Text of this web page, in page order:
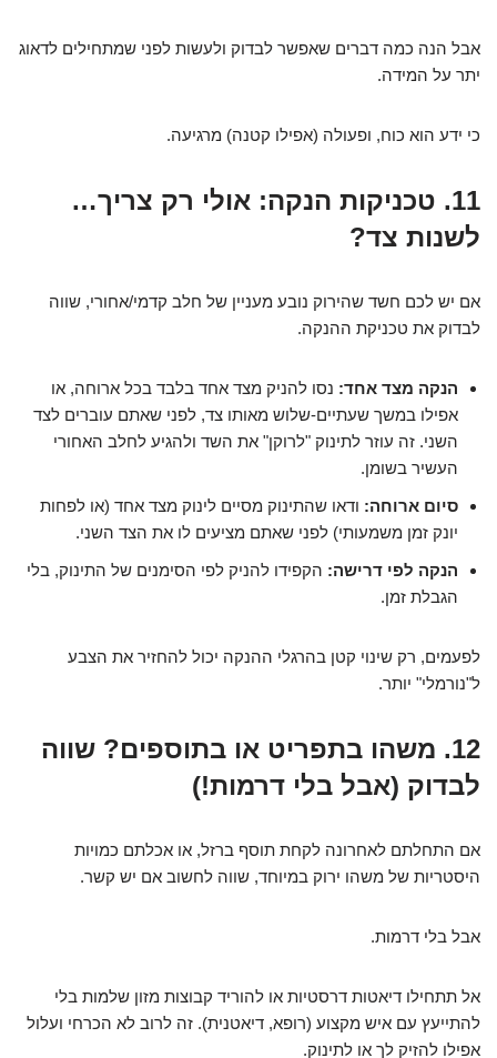
אבל הנה כמה דברים שאפשר לבדוק ולעשות לפני שמתחילים לדאוג
יתר על המידה.
כי ידע הוא כוח, ופעולה (אפילו קטנה) מרגיעה.
11. טכניקות הנקה: אולי רק צריך…
לשנות צד?
אם יש לכם חשד שהירוק נובע מעניין של חלב קדמי/אחורי, שווה
לבדוק את טכניקת ההנקה.
הנקה מצד אחד: נסו להניק מצד אחד בלבד בכל ארוחה, או
אפילו במשך שעתיים-שלוש מאותו צד, לפני שאתם עוברים לצד
השני. זה עוזר לתינוק "לרוקן" את השד ולהגיע לחלב האחורי
העשיר בשומן.
סיום ארוחה: ודאו שהתינוק מסיים לינוק מצד אחד (או לפחות
יונק זמן משמעותי) לפני שאתם מציעים לו את הצד השני.
הנקה לפי דרישה: הקפידו להניק לפי הסימנים של התינוק, בלי
הגבלת זמן.
לפעמים, רק שינוי קטן בהרגלי ההנקה יכול להחזיר את הצבע
ל"נורמלי" יותר.
12. משהו בתפריט או בתוספים? שווה
לבדוק (אבל בלי דרמות!)
אם התחלתם לאחרונה לקחת תוסף ברזל, או אכלתם כמויות
היסטריות של משהו ירוק במיוחד, שווה לחשוב אם יש קשר.
אבל בלי דרמות.
אל תתחילו דיאטות דרסטיות או להוריד קבוצות מזון שלמות בלי
להתייעץ עם איש מקצוע (רופא, דיאטנית). זה לרוב לא הכרחי ועלול
אפילו להזיק לך או לתינוק.